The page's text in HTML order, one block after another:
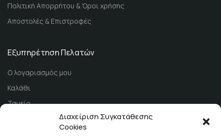
Διαχείριση Συγκατάθεσης
Cookies
Πολιτική Απορρήτου & Όροι χρήσης
Αποστολές & Επιστροφές
Εξυπηρέτηση Πελατών
Ο λογαριασμός μου
Καλάθι
Ταμείο
Τρόποι Πληρωμής